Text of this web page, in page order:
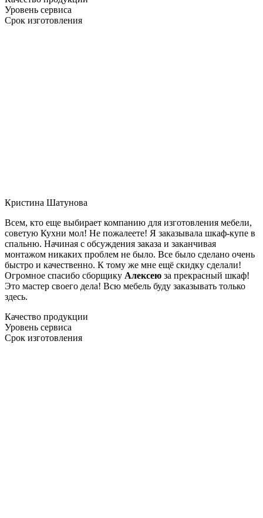
Уровень сервиса
Срок изготовления
Кристина Шатунова
Всем, кто еще выбирает компанию для изготовления мебели,
советую Кухни мол! Не пожалеете! Я заказывала шкаф-купе в
спальню. Начиная с обсуждения заказа и заканчивая
монтажом никаких проблем не было. Все было сделано очень
быстро и качественно. К тому же мне ещё скидку сделали!
Огромное спасибо сборщику Алексею за прекрасный шкаф!
Это мастер своего дела! Всю мебель буду заказывать только
здесь.
Качество продукции
Уровень сервиса
Срок изготовления